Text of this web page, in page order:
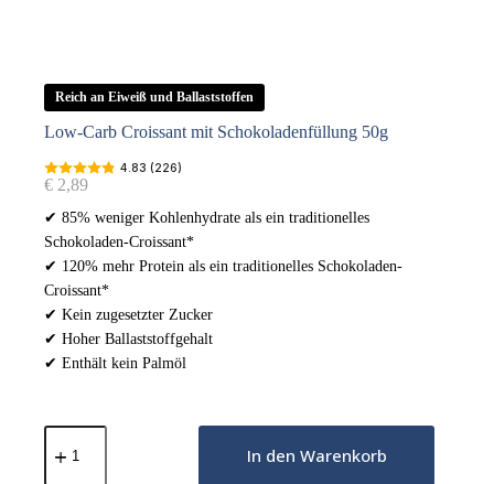
Reich an Eiweiß und Ballaststoffen
Low-Carb Croissant mit Schokoladenfüllung 50g
4.83 (226)
€ 2,89
✔ 85% weniger Kohlenhydrate als ein traditionelles
Schokoladen-Croissant*
✔ 120% mehr Protein als ein traditionelles Schokoladen-
Croissant*
✔ Kein zugesetzter Zucker
✔ Hoher Ballaststoffgehalt
✔ Enthält kein Palmöl
Low-
Carb
In den Warenkorb